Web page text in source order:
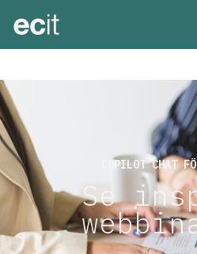
COPILOT CHAT
Se